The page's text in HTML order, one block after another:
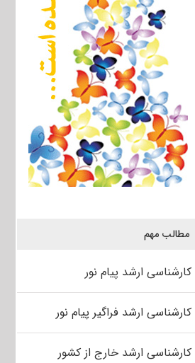
مطالب مهم
کارشناسی ارشد پیام نور
کارشناسی ارشد فراگیر پیام نور
کارشناسی ارشد خارج از کشور